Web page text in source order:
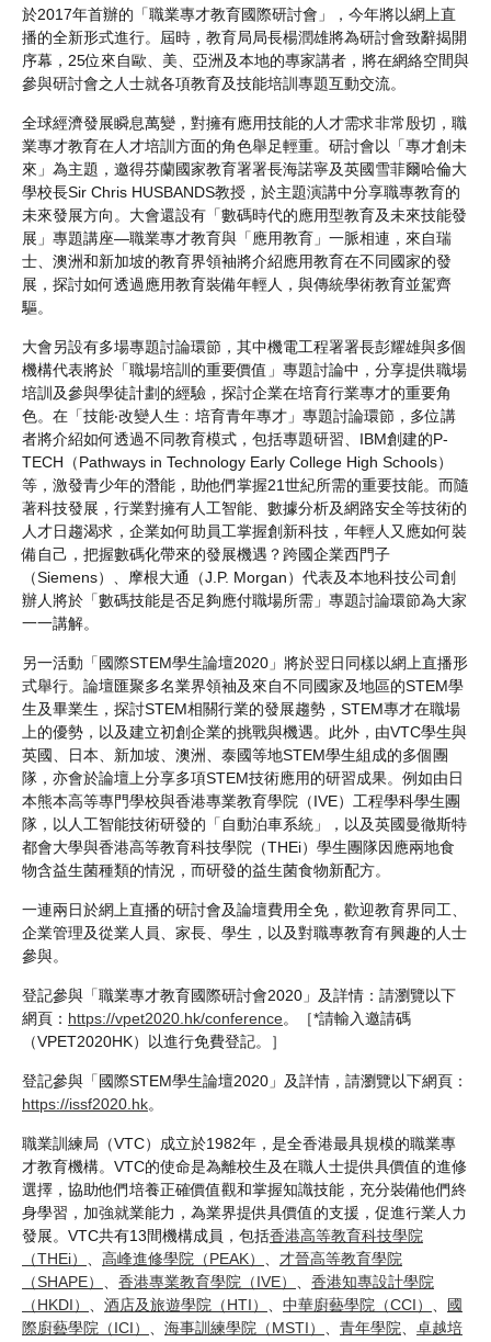
於2017年首辦的「職業專才教育國際研討會」，今年將以網上直
播的全新形式進行。屆時，教育局局長楊潤雄將為研討會致辭揭開
序幕，25位來自歐、美、亞洲及本地的專家講者，將在網絡空間與
參與研討會之人士就各項教育及技能培訓專題互動交流。
全球經濟發展瞬息萬變，對擁有應用技能的人才需求非常殷切，職
業專才教育在人才培訓方面的角色舉足輕重。研討會以「專才創未
來」為主題，邀得芬蘭國家教育署署長海諾寧及英國雪菲爾哈倫大
學校長Sir Chris HUSBANDS教授，於主題演講中分享職專教育的
未來發展方向。大會還設有「數碼時代的應用型教育及未來技能發
展」專題講座—職業專才教育與「應用教育」一脈相連，來自瑞
士、澳洲和新加坡的教育界領袖將介紹應用教育在不同國家的發
展，探討如何透過應用教育裝備年輕人，與傳統學術教育並駕齊
驅。
大會另設有多場專題討論環節，其中機電工程署署長彭耀雄與多個
機構代表將於「職場培訓的重要價值」專題討論中，分享提供職場
培訓及參與學徒計劃的經驗，探討企業在培育行業專才的重要角
色。在「技能‧改變人生﹕培育青年專才」專題討論環節，多位講
者將介紹如何透過不同教育模式，包括專題研習、IBM創建的P-
TECH（Pathways in Technology Early College High Schools）
等，激發青少年的潛能，助他們掌握21世紀所需的重要技能。而隨
著科技發展，行業對擁有人工智能、數據分析及網路安全等技術的
人才日趨渴求，企業如何助員工掌握創新科技，年輕人又應如何裝
備自己，把握數碼化帶來的發展機遇？跨國企業西門子
（Siemens）、摩根大通（J.P. Morgan）代表及本地科技公司創
辦人將於「數碼技能是否足夠應付職場所需」專題討論環節為大家
一一講解。
另一活動「國際STEM學生論壇2020」將於翌日同樣以網上直播形
式舉行。論壇匯聚多名業界領袖及來自不同國家及地區的STEM學
生及畢業生，探討STEM相關行業的發展趨勢，STEM專才在職場
上的優勢，以及建立初創企業的挑戰與機遇。此外，由VTC學生與
英國、日本、新加坡、澳洲、泰國等地STEM學生組成的多個團
隊，亦會於論壇上分享多項STEM技術應用的研習成果。例如由日
本熊本高等專門學校與香港專業教育學院（IVE）工程學科學生團
隊，以人工智能技術研發的「自動泊車系統」，以及英國曼徹斯特
都會大學與香港高等教育科技學院（THEi）學生團隊因應兩地食
物含益生菌種類的情況，而研發的益生菌食物新配方。
一連兩日於網上直播的研討會及論壇費用全免，歡迎教育界同工、
企業管理及從業人員、家長、學生，以及對職專教育有興趣的人士
參與。
登記參與「職業專才教育國際研討會2020」及詳情：請瀏覽以下
網頁： https://vpet2020.hk/conference。［*請輸入邀請碼
（VPET2020HK）以進行免費登記。］
登記參與「國際STEM學生論壇2020」及詳情，請瀏覽以下網頁：
https://issf2020.hk。
職業訓練局（VTC）成立於1982年，是全香港最具規模的職業專
才教育機構。VTC的使命是為離校生及在職人士提供具價值的進修
選擇，協助他們培養正確價值觀和掌握知識技能，充分裝備他們終
身學習，加強就業能力，為業界提供具價值的支援，促進行業人力
發展。VTC共有13間機構成員，包括香港高等教育科技學院
（THEi）
高峰進修學院（PEAK）
才晉高等教育學院
（SHAPE）
香港專業教育學院（IVE）
香港知專設計學院
（HKDI）
酒店及旅遊學院（HTI） 中華廚藝學院（CCI）
國
際廚藝學院（ICI）
海事訓練學院（MSTI） 青年學院
卓越培